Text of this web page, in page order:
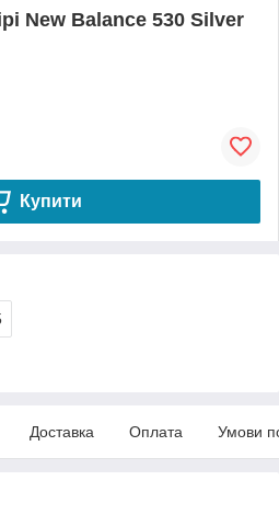
New Balance 530 Silver
Купити
Доставка Оплата Умови